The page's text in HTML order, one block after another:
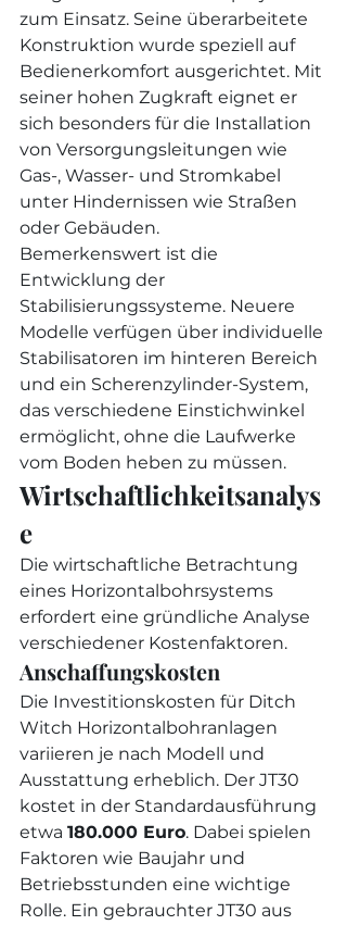
zum Einsatz. Seine überarbeitete
Konstruktion wurde speziell auf
Bedienerkomfort ausgerichtet. Mit
seiner hohen Zugkraft eignet er
sich besonders für die Installation
von Versorgungsleitungen wie
Gas-, Wasser- und Stromkabel
unter Hindernissen wie Straßen
oder Gebäuden.
Bemerkenswert ist die
Entwicklung der
Stabilisierungssysteme. Neuere
Modelle verfügen über individuelle
Stabilisatoren im hinteren Bereich
und ein Scherenzylinder-System,
das verschiedene Einstichwinkel
ermöglicht, ohne die Laufwerke
vom Boden heben zu müssen.
Wirtschaftlichkeitsanalys
e
Die wirtschaftliche Betrachtung
eines Horizontalbohrsystems
erfordert eine gründliche Analyse
verschiedener Kostenfaktoren.
Anschaffungskosten
Die Investitionskosten für Ditch
Witch Horizontalbohranlagen
variieren je nach Modell und
Ausstattung erheblich. Der JT30
kostet in der Standardausführung
etwa 180.000 Euro. Dabei spielen
Faktoren wie Baujahr und
Betriebsstunden eine wichtige
Rolle. Ein gebrauchter JT30 aus